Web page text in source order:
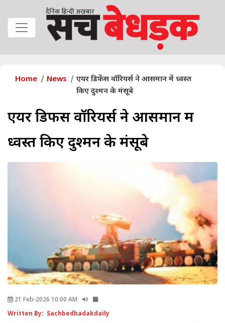
Home News
एयर डिफेंस वॉरियर्स ने आसमान में ध्वस्त
किए दुश्मन के मंसूबे
एयर डिफेंस वॉरियर्स ने आसमान में
ध्वस्त किए दुश्मन के मंसूबे
21 Feb-2026 10:00 AM
Written By: Sachbedhadakdaily